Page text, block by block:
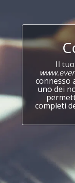
Il
connesso
uno dei
completi